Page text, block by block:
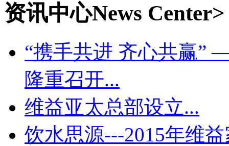
资讯中心News Center>
“携手共进 齐心共赢”
隆重召开...
维益亚太总部设立...
饮水思源---2015年维